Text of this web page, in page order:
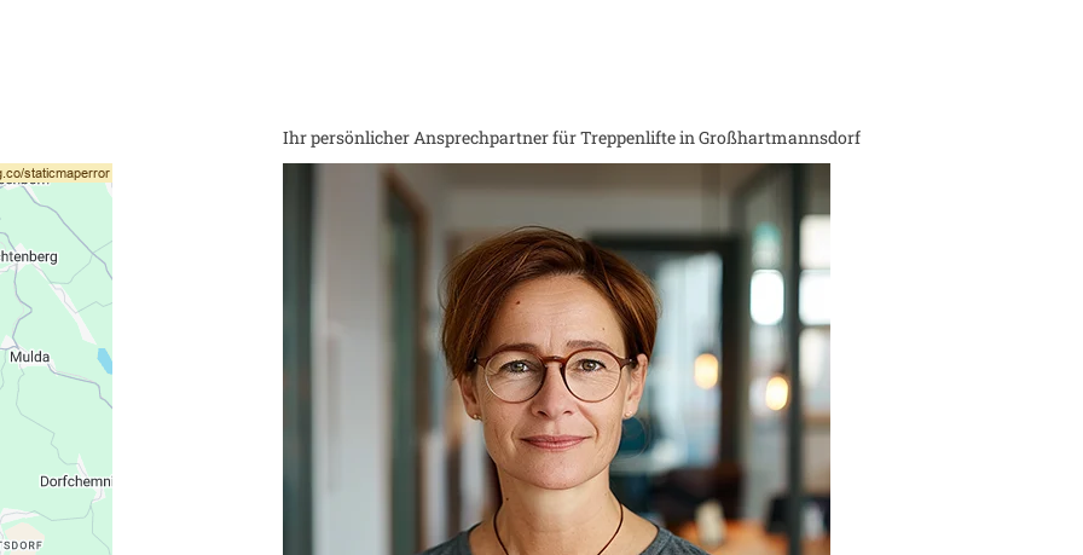
Ihr persönlicher Ansprechpartner für Treppenlifte in Großhartmannsdorf